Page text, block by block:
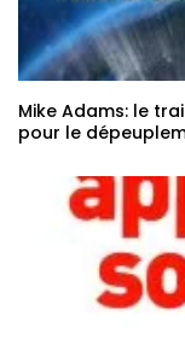
Mike Adams: le
pour le